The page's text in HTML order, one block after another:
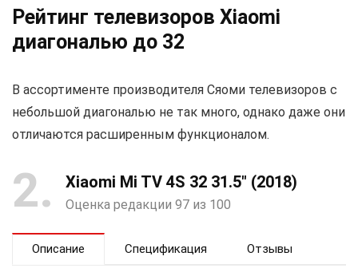
Рейтинг телевизоров Xiaomi
диагональю до 32
В ассортименте производителя Сяоми телевизоров с
небольшой диагональю не так много, однако даже они
отличаются расширенным функционалом.
2 Xiaomi Mi TV 4S 32 31.5″ (2018)
Оценка редакции 97 из 100
Описание Спецификация Отзывы